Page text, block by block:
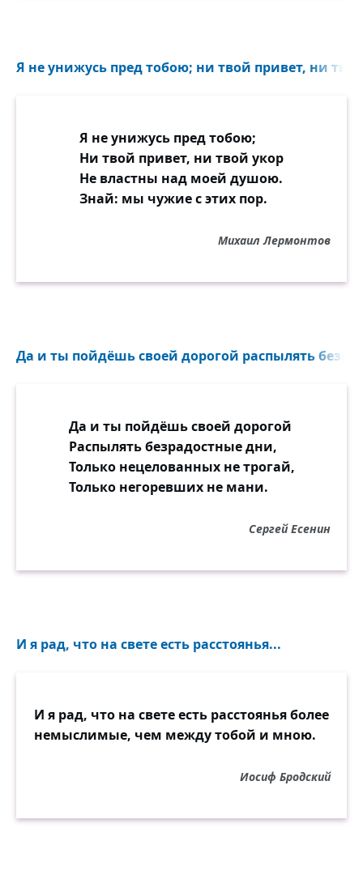
Я не унижусь пред тобою; ни твой привет, ни
Я не унижусь пред тобою;
Ни твой привет, ни твой укор
Не властны над моей душою.
Знай: мы чужие с этих пор.
Михаил Лермонтов
Да и ты пойдёшь своей дорогой распылять
Да и ты пойдёшь своей дорогой
Распылять безрадостные дни,
Только нецелованных не трогай,
Только негоревших не мани.
Сергей Есенин
И я рад, что на свете есть расстоянья...
И я рад, что на свете есть расстоянья более
немыслимые, чем между тобой и мною.
Иосиф Бродский